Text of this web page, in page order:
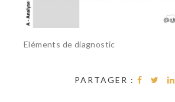
Eléments de diagnostic
PARTAGER :